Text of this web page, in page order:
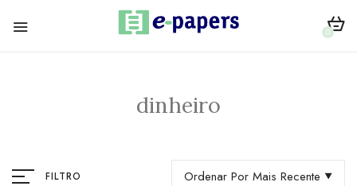
0
dinheiro
FILTRO Ordenar Por Mais Recente